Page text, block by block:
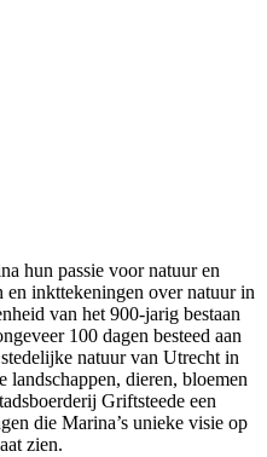
hun passie voor natuur en
en inkttekeningen over natuur in
van het 900-jarig bestaan
100 dagen besteed aan
natuur van Utrecht in
landschappen, dieren, bloemen
Griftsteede een
die Marina’s unieke visie op
zien.